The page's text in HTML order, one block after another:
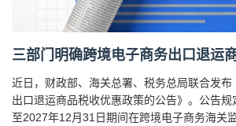
三部门明确跨境电子商务出口退运
近日，财政部、海关总署、税务总局联合发
出口退运商品税收优惠政策的公告》。公告规
至2027年12月31日期间在跨境电子商务海关